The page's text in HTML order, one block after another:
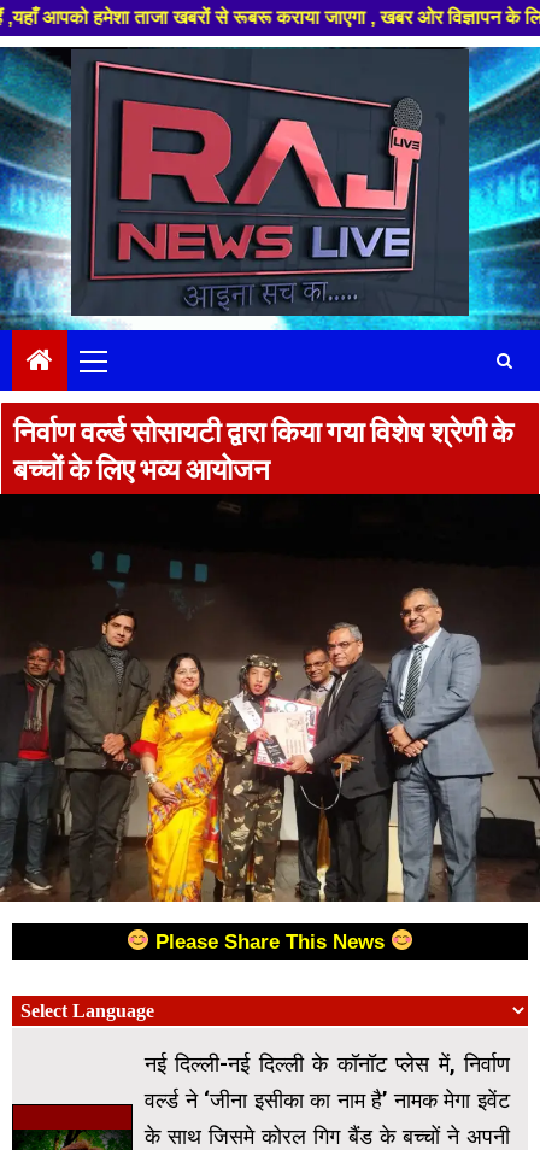
ताजा खबरों से रूबरू कराया जाएगा , खबर ओर विज्ञापन के लिए संपर्क
Skip
to
content
Menu
निर्वाण वर्ल्ड सोसायटी द्वारा किया गया विशेष श्रेणी के
बच्चों के लिए भव्य आयोजन
Please Share This News
नई दिल्ली-नई दिल्ली के कॉनॉट प्लेस में, निर्वाण
वर्ल्ड ने ‘जीना इसीका का नाम है’ नामक मेगा इवेंट
के साथ जिसमे कोरल गिग बैंड के बच्चों ने अपनी